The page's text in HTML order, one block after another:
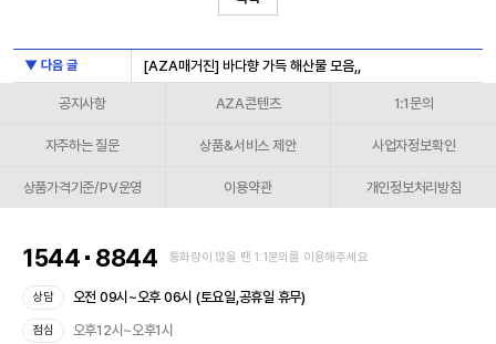
▼ 다음 글 [AZA매거진] 바다향 가득 해산물 모음,,
공지사항 AZA콘텐츠 1:1문의
자주하는 질문 상품&서비스 제안 사업자정보확인
상품가격기준/PV운영 이용약관 개인정보처리방침
1544 8844 통화량이 많을 땐 1:1문의를 이용해주세요
상담 오전 09시~오후 06시 (토요일,공휴일 휴무)
점심 오후12시~오후1시